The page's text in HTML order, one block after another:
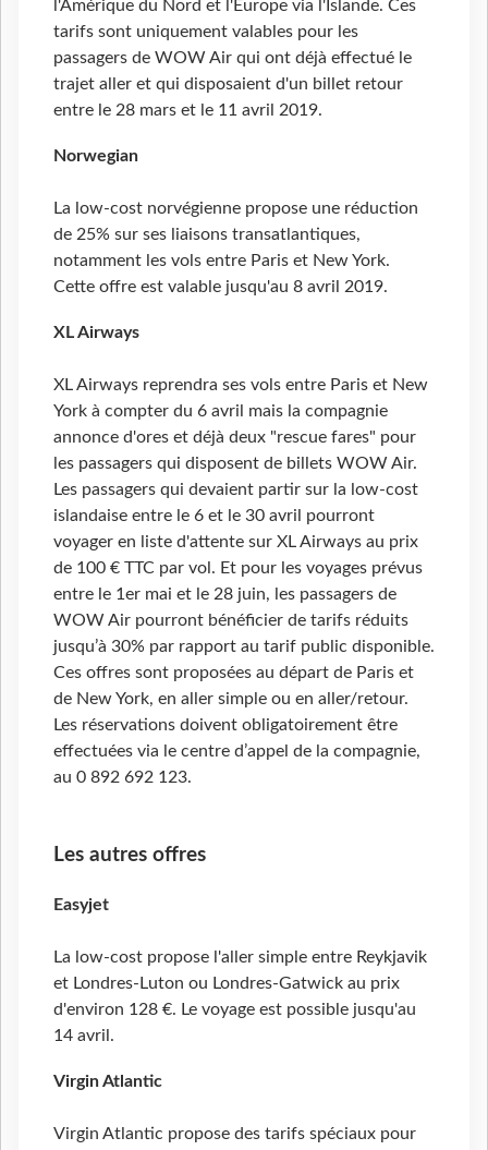
l'Amérique du Nord et l'Europe via l'Islande. Ces
tarifs sont uniquement valables pour les
passagers de WOW Air qui ont déjà effectué le
trajet aller et qui disposaient d'un billet retour
entre le 28 mars et le 11 avril 2019.
Norwegian
La low-cost norvégienne propose une réduction
de 25% sur ses liaisons transatlantiques,
notamment les vols entre Paris et New York.
Cette offre est valable jusqu'au 8 avril 2019.
XLAirways
XL Airways reprendra ses vols entre Paris et New
York à compter du 6 avril mais la compagnie
annonce d'ores et déjà deux "rescue fares" pour
les passagers qui disposent de billets WOW Air.
Les passagers qui devaient partir sur la low-cost
islandaise entre le 6 et le 30 avril pourront
voyager en liste d'attente sur XL Airways au prix
de 100 € TTC par vol. Et pour les voyages prévus
entre le 1er mai et le 28 juin, les passagers de
WOW Air pourront bénéficier de tarifs réduits
jusqu’à 30% par rapport au tarif public disponible.
Ces offres sont proposées au départ de Paris et
de New York, en aller simple ou en aller/retour.
Les réservations doivent obligatoirement être
effectuées via le centre d’appel de la compagnie,
au 0 892 692 123.
Les autres offres
Easyjet
La low-cost propose l'aller simple entre Reykjavik
et Londres-Luton ou Londres-Gatwick au prix
d'environ 128 €. Le voyage est possible jusqu'au
14 avril.
VirginAtlantic
Virgin Atlantic propose des tarifs spéciaux pour